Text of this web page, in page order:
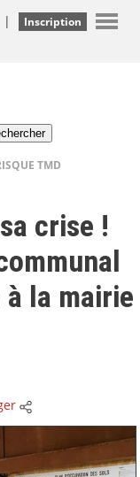
| Inscription
TMD
crise !
à la mairie